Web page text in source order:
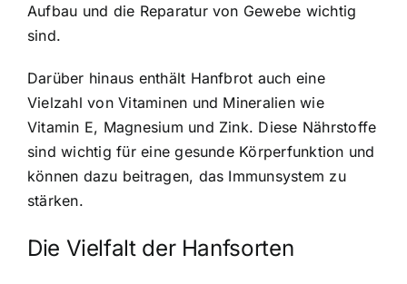
Aufbau und die Reparatur von Gewebe wichtig
sind.
Darüber hinaus enthält Hanfbrot auch eine
Vielzahl von Vitaminen und Mineralien wie
Vitamin E, Magnesium und Zink. Diese Nährstoffe
sind wichtig für eine gesunde Körperfunktion und
können dazu beitragen, das Immunsystem zu
stärken.
Die Vielfalt der Hanfsorten